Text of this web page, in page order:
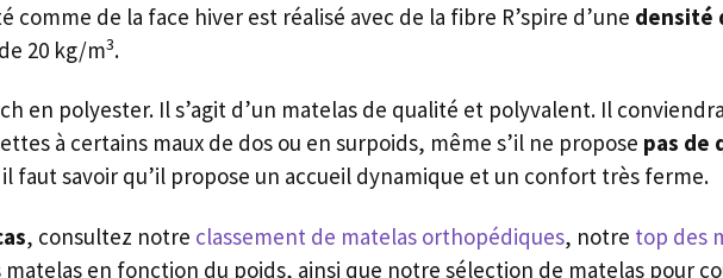
comme de la face hiver est réalisé avec de la fibre R’spire d’une densité
20 kg/m3.
en polyester. Il s’agit d’un matelas de qualité et polyvalent. Il
à certains maux de dos ou en surpoids, même s’il ne propose pas de
faut savoir qu’il propose un accueil dynamique et un confort très ferme.
, consultez notre classement de matelas orthopédiques, notre top des
en fonction du poids, ainsi que notre sélection de matelas pour